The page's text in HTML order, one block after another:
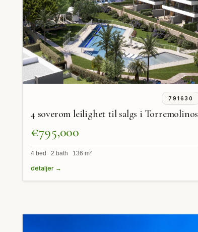
791630
4 soverom leilighet til salgs i Torremolinos
€795,000
4 bed 2 bath 136 m²
detaljer →